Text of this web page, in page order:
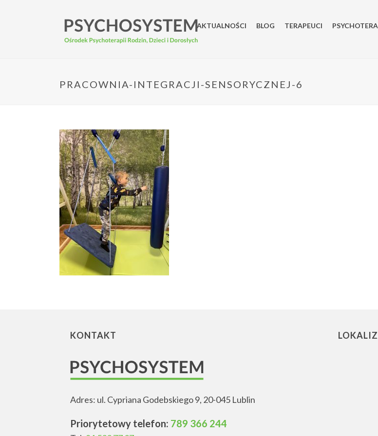
AKTUALNOŚCI BLOG TERAPEUCI
PRACOWNIA-INTEGRACJI-SENSORYCZNEJ-6
KONTAKT
Adres: ul. Cypriana Godebskiego 9, 20-045 Lublin
Priorytetowy telefon: 789 366 244